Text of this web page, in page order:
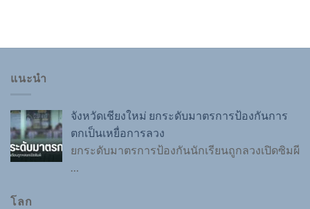
แนะนำ
จังหวัดเชียงใหม่ ยกระดับมาตรการป้องกันการ
ตกเป็นเหยื่อการลวง
ยกระดับมาตรการป้องกันนักเรียนถูกลวงเปิดซิมผี
…
โลก